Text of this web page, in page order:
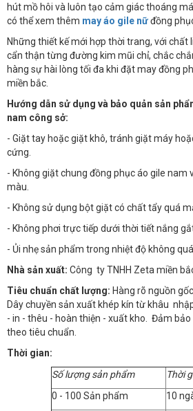
hút mồ hôi và luôn tạo cảm giác thoáng
có thể xem thêm may áo gile nữđồng
Những thiết kế mới hợp thời trang, với chất
cẩn thận từng đường kim mũi chỉ, chắc
hàng sự hài lòng tối đa khi đặt may đồng
miền bắc.
Hướng dẫn sử dụng và bảo quản sản
nam công sở:
- Giặt tay hoặc giặt khô, tránh giặt máy
cứng.
- Không giặt chung đồng phục áo gile nam
màu.
- Không sử dụng bột giặt có chất tẩy quá
- Không phơi trực tiếp dưới thời tiết nắng
- Ủi nhẹ sản phẩm trong nhiệt độ không
Nhà sản xuất: Công ty TNHH Zeta miền
Tiêu chuẩn chất lượng: Hàng rõ nguồn
Dây chuyền sản xuất khép kín từ khâu
- in - thêu - hoàn thiện - xuất kho. Đảm
theo tiêu chuẩn.
Thời gian:
Số lượng sản phẩm
Thời
0 - 100 Sản phẩm
10